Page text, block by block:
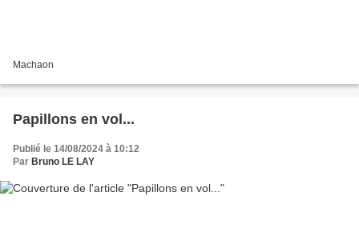
Machaon
Papillons en vol...
Publié le 14/08/2024 à 10:12
Par Bruno LE LAY